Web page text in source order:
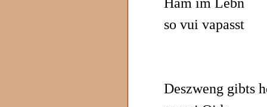
so vui vapasst
Deszweng gibts